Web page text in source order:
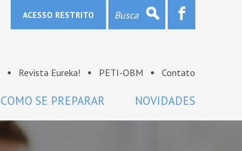
ACESSO RESTRITO
Revista Eureka! PETI-OBM Contato
COMO SE PREPARAR NOVIDADES